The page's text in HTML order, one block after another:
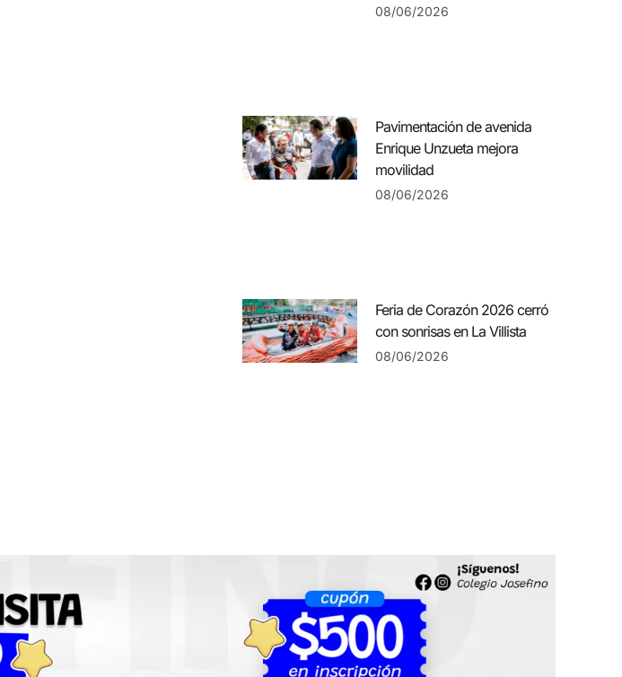
08/06/2026
Pavimentación de avenida
Enrique Unzueta mejora
movilidad
08/06/2026
Feria de Corazón 2026 cerró
con sonrisas en La Villista
08/06/2026